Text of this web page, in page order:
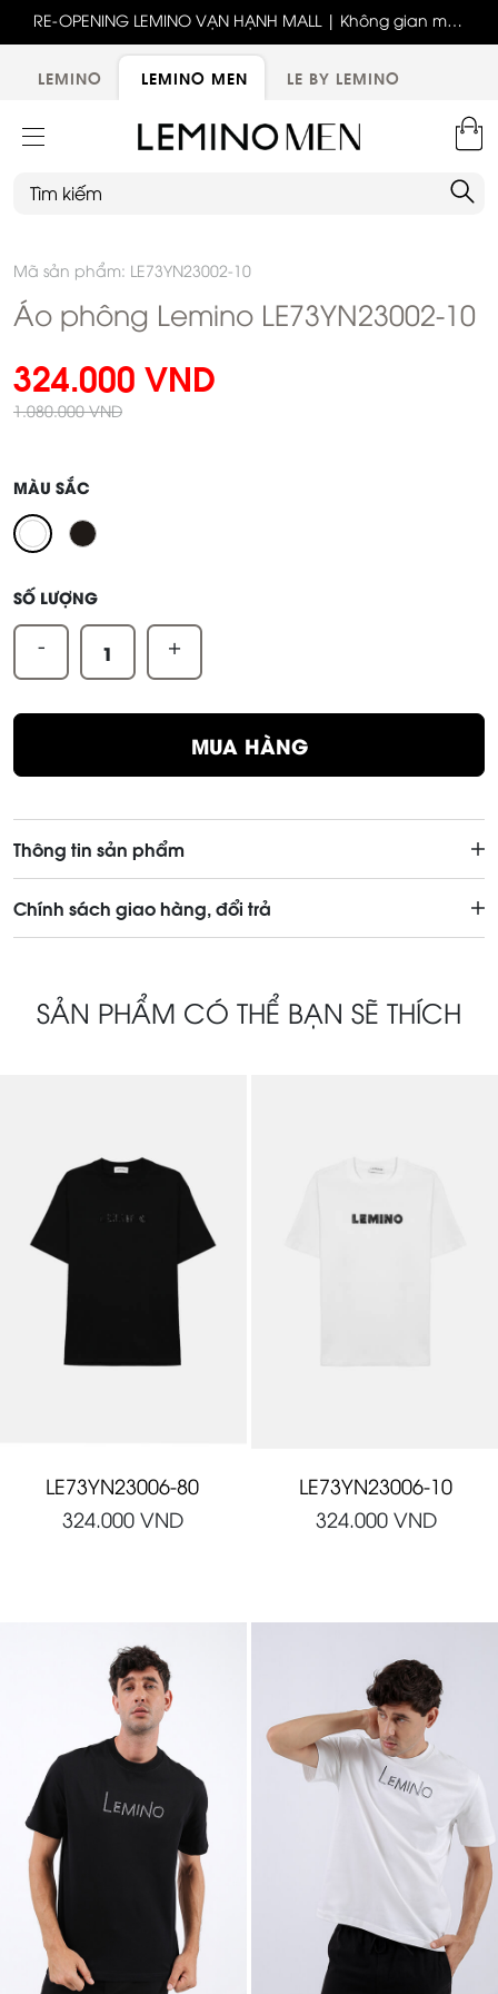
RE-OPENING LEMINO VẠN HẠNH MALL | Không gian mới,
trải nghiệm mới, ưu đãi tri ân đặc biệt
LEMINO
LEMINO MEN LE BY LEMINO
Mã sản phẩm: LE73YN23002-10
Áo phông Lemino LE73YN23002-10
324.000 VND
1.080.000 VND
MÀU SẮC
SỐ LƯỢNG
- +
MUA HÀNG
Thông tin sản phẩm
Chính sách giao hàng, đổi trả
SẢN PHẨM CÓ THỂ BẠN SẼ THÍCH
LE73YN23006-80
324.000VND
LE73YN23006-10
324.000VND